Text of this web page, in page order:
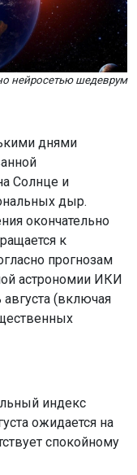
нейросетью шедеврум
днями
Солнце и
дыр.
окончательно
к
прогнозам
астрономии ИКИ
(включая
индекс
ожидается на
спокойному